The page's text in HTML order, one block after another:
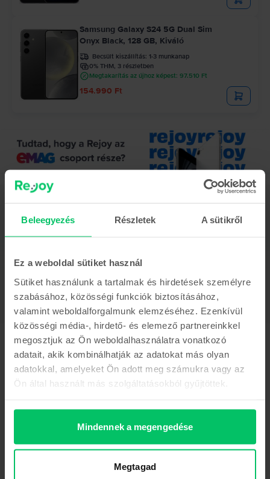
Beleegyezés Részletek A sütikről
Ez a weboldal sütiket használ
Sütiket használunk a tartalmak és hirdetések személyre
szabásához, közösségi funkciók biztosításához,
valamint weboldalforgalmunk elemzéséhez. Ezenkívül
közösségi média-, hirdető- és elemező partnereinkkel
megosztjuk az Ön weboldalhasználatra vonatkozó
adatait, akik kombinálhatják az adatokat más olyan
adatokkal, amelyeket Ön adott meg számukra vagy az
Ön által használt más szolgáltatásokból gyűjtöttek.
Mindennek a megengedése
Megtagad
Samsung Galaxy S24 5G Dual Sim
Onyx Black, 128 GB, Kiváló
Becsült kiszállítás: 1-3 munkanap
0% THM, 3 részletben
Megtakarítás az újhoz képest: 97.510 Ft
154.990 Ft
Mobiltelefon Samsung Galaxy A15 Dual Sim, Brave Black, 128 GB,
Termékbiztonsági információk
Gyártói információk
A felelős személy elérhetőségei
Olvasd el a kézikönyvet.
Adatok
Márka
Samsung
Modell
Galaxy A15 Dual Sim
Dual SIM ( Nano-SIM + Nano-SIM)
RAM memória